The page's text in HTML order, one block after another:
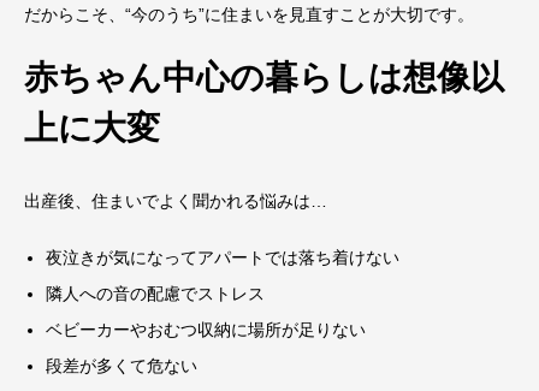
だからこそ、“今のうち”に住まいを見直すことが大切です。
赤ちゃん中心の暮らしは想像以
上に大変
出産後、住まいでよく聞かれる悩みは…
夜泣きが気になってアパートでは落ち着けない
隣人への音の配慮でストレス
ベビーカーやおむつ収納に場所が足りない
段差が多くて危ない